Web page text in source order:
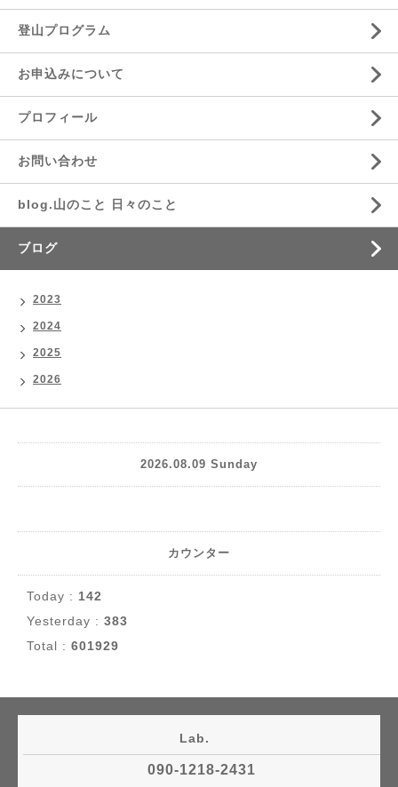
登山プログラム
お申込みについて
プロフィール
お問い合わせ
blog.山のこと 日々のこと
ブログ
2023
2024
2025
2026
2026.08.09 Sunday
カウンター
Today : 142
Yesterday : 383
Total : 601929
Lab.
090-1218-2431